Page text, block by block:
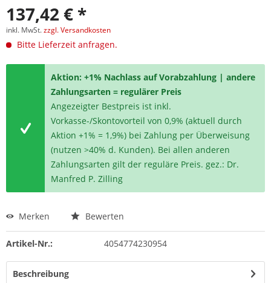
137,42 € *
inkl. MwSt.zzgl. Versandkosten
Bitte Lieferzeit anfragen.
Aktion: +1% Nachlass auf Vorabzahlung | andere
Zahlungsarten = regulärer Preis
Angezeigter Bestpreis ist inkl.
Vorkasse-/Skontovorteil von 0,9% (aktuell durch
Aktion +1% = 1,9%) bei Zahlung per Überweisung
(nutzen >40% d. Kunden). Bei allen anderen
Zahlungsarten gilt der reguläre Preis. gez.: Dr.
Manfred P. Zilling
Merken Bewerten
Artikel-Nr.: 4054774230954
Beschreibung